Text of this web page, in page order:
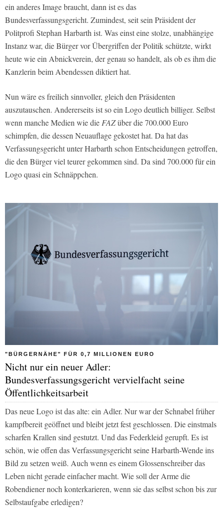
ein anderes Image braucht, dann ist es das
Bundesverfassungsgericht. Zumindest, seit sein Präsident der
Politprofi Stephan Harbarth ist. Was einst eine stolze, unabhängige
Instanz war, die Bürger vor Übergriffen der Politik schützte, wirkt
heute wie ein Abnickverein, der genau so handelt, als ob es ihm die
Kanzlerin beim Abendessen diktiert hat.
Nun wäre es freilich sinnvoller, gleich den Präsidenten
auszutauschen. Andererseits ist so ein Logo deutlich billiger. Selbst
wenn manche Medien wie die FAZüber die 700.000 Euro
schimpfen, die dessen Neuauflage gekostet hat. Da hat das
Verfassungsgericht unter Harbarth schon Entscheidungen getroffen,
die den Bürger viel teurer gekommen sind. Da sind 700.000 für ein
Logo quasi ein Schnäppchen.
"BÜRGERNÄHE" FÜR 0,7 MILLIONEN EURO
Nicht nur ein neuer Adler:
Bundesverfassungsgericht vervielfacht seine
Öffentlichkeitsarbeit
Das neue Logo ist das alte: ein Adler. Nur war der Schnabel früher
kampfbereit geöffnet und bleibt jetzt fest geschlossen. Die einstmals
scharfen Krallen sind gestutzt. Und das Federkleid gerupft. Es ist
schön, wie offen das Verfassungsgericht seine Harbarth-Wende ins
Bild zu setzen weiß. Auch wenn es einem Glossenschreiber das
Leben nicht gerade einfacher macht. Wie soll der Arme die
Robendiener noch konterkarieren, wenn sie das selbst schon bis zur
Selbstaufgabe erledigen?